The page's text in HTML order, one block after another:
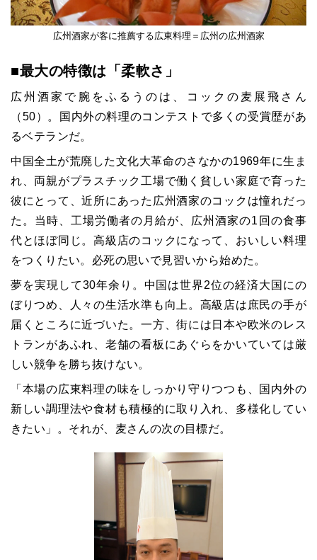
広州酒家が客に推薦する広東料理＝広州の広州酒家
■最大の特徴は「柔軟さ」
広州酒家で腕をふるうのは、コックの麦展飛さん
（50）。国内外の料理のコンテストで多くの受賞歴があ
るベテランだ。
中国全土が荒廃した文化大革命のさなかの1969年に生ま
れ、両親がプラスチック工場で働く貧しい家庭で育った
彼にとって、近所にあった広州酒家のコックは憧れだっ
た。当時、工場労働者の月給が、広州酒家の1回の食事
代とほぼ同じ。高級店のコックになって、おいしい料理
をつくりたい。必死の思いで見習いから始めた。
夢を実現して30年余り。中国は世界2位の経済大国にの
ぼりつめ、人々の生活水準も向上。高級店は庶民の手が
届くところに近づいた。一方、街には日本や欧米のレス
トランがあふれ、老舗の看板にあぐらをかいていては厳
しい競争を勝ち抜けない。
「本場の広東料理の味をしっかり守りつつも、国内外の
新しい調理法や食材も積極的に取り入れ、多様化してい
きたい」。それが、麦さんの次の目標だ。